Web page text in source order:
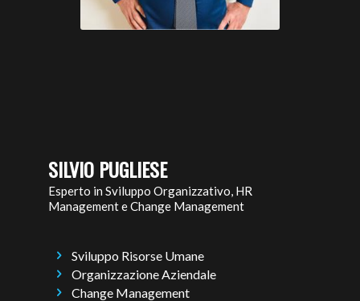
SILVIO PUGLIESE
Esperto in Sviluppo Organizzativo, HR
Management e Change Management
Sviluppo Risorse Umane
Organizzazione Aziendale
Change Management